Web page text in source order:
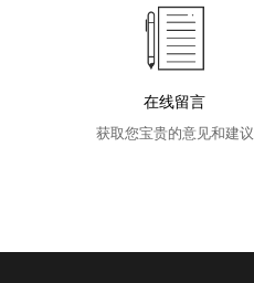
在线留言
获取您宝贵的意见和建议